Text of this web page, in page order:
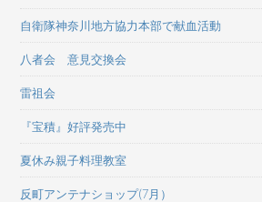
自衛隊神奈川地方協力本部で献血活動
八者会 意見交換会
雷祖会
『宝積』好評発売中
夏休み親子料理教室
反町アンテナショップ(7月）